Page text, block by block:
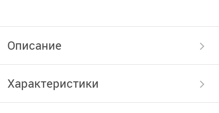
Описание
Характеристики